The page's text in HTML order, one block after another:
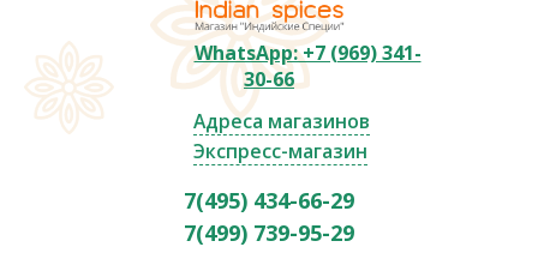
WhatsApp: +7 (969) 341-
30-66
Адреса магазинов
Экспресс-магазин
7(495) 434-66-29
7(499) 739-95-29